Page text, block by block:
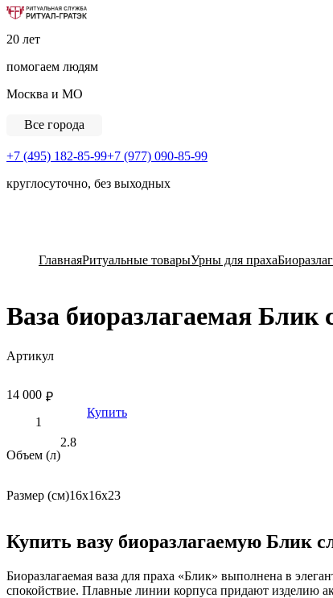
Ритуальная Служба «Ритуал-ГРАТЭК»
20 лет
помогаем людям
Москва и МО
Все города
+7 (495) 182-85-99+7 (977) 090-85-99
круглосуточно, без выходных
ГлавнаяРитуальные товарыУрны для праха
Ваза биоразлагаемая Блик
Артикул
₽
14 000
Купить
Объем (л)
2.8
Размер (см)16х16х23
Купить вазу биоразлагаемую Блик
Биоразлагаемая ваза для праха «Блик» выполнена в
спокойствие. Плавные линии корпуса придают изделию